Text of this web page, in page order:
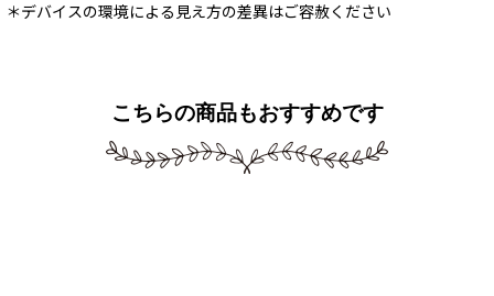
＊デバイスの環境による見え方の差異はご容赦ください
こちらの商品もおすすめです